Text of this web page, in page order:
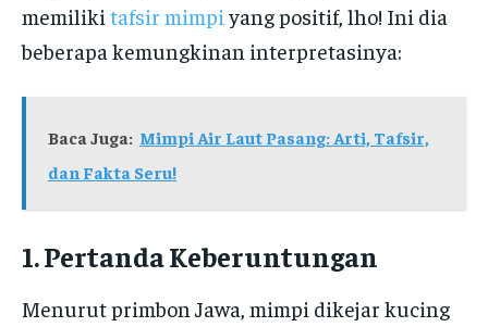
memiliki tafsir mimpi yang positif, lho! Ini dia
beberapa kemungkinan interpretasinya:
Baca Juga: Mimpi Air Laut Pasang: Arti, Tafsir,
dan Fakta Seru!
1. Pertanda Keberuntungan
Menurut primbon Jawa, mimpi dikejar kucing